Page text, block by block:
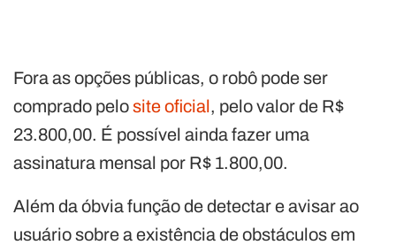
Fora as opções públicas, o robô pode ser
comprado pelosite oficial, pelo valor de R$
23.800,00. É possível ainda fazer uma
assinatura mensal por R$ 1.800,00.
Além da óbvia função de detectar e avisar ao
usuário sobre a existência de obstáculos em